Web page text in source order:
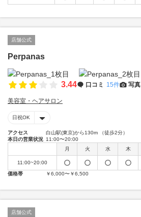
店舗公式
Perpanas
3.44 口コミ 15件 写真
美容室・ヘアサロン
日祝OK
アクセス
白山駅(東京)から130m （徒歩2分）
本日の営業状況 11:00〜20:00
月
火 水 木
11:00~20:00
価格帯
￥6,000〜￥6,500
店舗公式